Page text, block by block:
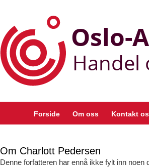
Forside Om oss Kontakt
Om Charlott Pedersen
Denne forfatteren har ennå ikke fylt inn noen